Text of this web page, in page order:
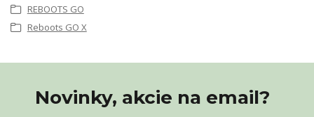
REBOOTS GO
Reboots GO X
Novinky, akcie na email?